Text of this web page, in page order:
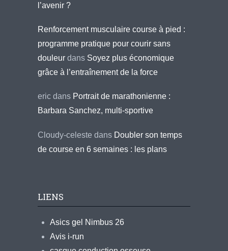
l’avenir ?
Renforcement musculaire course à pied :
programme pratique pour courir sans
douleur dans Soyez plus économique
grâce à l’entraînement de la force
eric dans Portrait de marathonienne :
Barbara Sanchez, multi-sportive
Cloudy-celeste dans Doubler son temps
de course en 6 semaines : les plans
LIENS
Asics gel Nimbus 26
Avis i-run